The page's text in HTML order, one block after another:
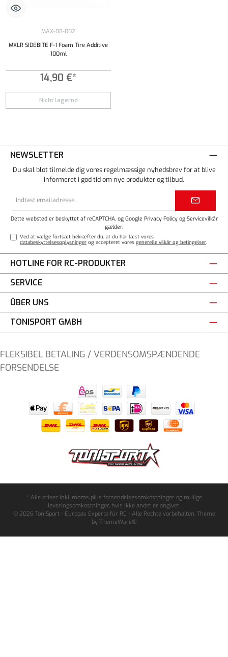
MAX-08-002
MXLR SIDEBITE F-1 Foam Tire Additive
100ml
14,90 €*
Nicht lagernd
NEWSLETTER
Du skal blot tilmelde dig vores regelmæssige nyhedsbrev for at blive
informeret i god tid om nye produkter og tilbud.
Dette websted er beskyttet af reCAPTCHA, og Google Privacy Policyog Servicevilkår
gælder.
Ved at vælge fortsæt bekræfter du, at du har læst vores
databeskyttelsesoplysninger og accepteret voresgenerelle vilkår og betingelser.
HOTLINE FOR RC-PRODUKTER
SERVICE
ÜBER UNS
TONISPORT GMBH
FLEKSIBEL BETALING / VERDENSOMSPÆNDENDE
FORSENDELSE
* Alle priser inkl. moms plus forsendelsesomkostninger og mulige
leveringsomkostninger, hvis ikke andet er angivet.
© 2026 ToniSport - Europas Experte für RC - Alle Rechte vorbehalten. Theme
by ThemeWare®